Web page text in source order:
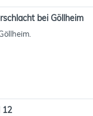
bei Göllheim
12